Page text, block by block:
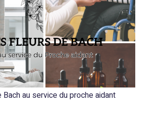
au service du proche aidant